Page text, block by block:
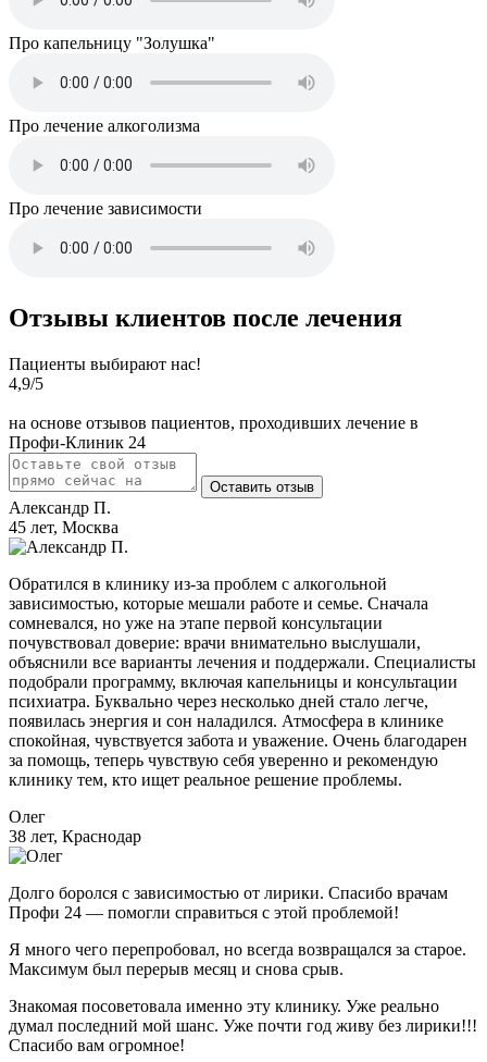
Про капельницу "Золушка"
Про лечение алкоголизма
Про лечение зависимости
Отзывы клиентов после лечения
Пациенты выбирают нас!
4,9/5
на основе отзывов пациентов, проходивших лечение в
Профи-Клиник 24
Оставить отзыв
Александр П.
45 лет, Москва
Обратился в клинику из-за проблем с алкогольной
зависимостью, которые мешали работе и семье. Сначала
сомневался, но уже на этапе первой консультации
почувствовал доверие: врачи внимательно выслушали,
объяснили все варианты лечения и поддержали. Специалисты
подобрали программу, включая капельницы и консультации
психиатра. Буквально через несколько дней стало легче,
появилась энергия и сон наладился. Атмосфера в клинике
спокойная, чувствуется забота и уважение. Очень благодарен
за помощь, теперь чувствую себя уверенно и рекомендую
клинику тем, кто ищет реальное решение проблемы.
Олег
38 лет, Краснодар
Долго боролся с зависимостью от лирики. Спасибо врачам
Профи 24 — помогли справиться с этой проблемой!
Я много чего перепробовал, но всегда возвращался за старое.
Максимум был перерыв месяц и снова срыв.
Знакомая посоветовала именно эту клинику. Уже реально
думал последний мой шанс. Уже почти год живу без лирики!!!
Спасибо вам огромное!